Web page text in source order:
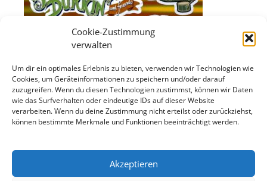
Cookie-Zustimmung
verwalten
Um dir ein optimales Erlebnis zu bieten, verwenden wir Technologien wie
Cookies, um Geräteinformationen zu speichern und/oder darauf
zuzugreifen. Wenn du diesen Technologien zustimmst, können wir Daten
wie das Surfverhalten oder eindeutige IDs auf dieser Website
verarbeiten. Wenn du deine Zustimmung nicht erteilst oder zurückziehst,
können bestimmte Merkmale und Funktionen beeinträchtigt werden.
Akzeptieren